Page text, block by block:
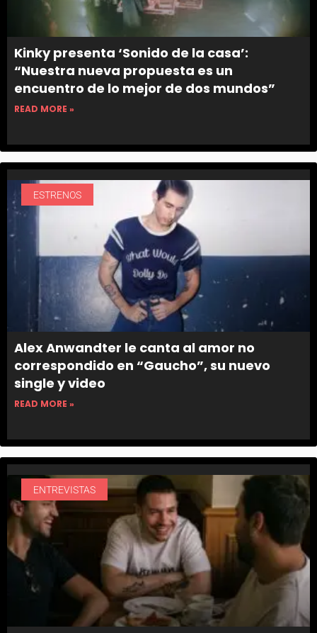
Kinky presenta ‘Sonido de la casa’:
“Nuestra nueva propuesta es un
encuentro de lo mejor de dos mundos”
READ MORE »
ESTRENOS
Alex Anwandter le canta al amor no
correspondido en “Gaucho”, su nuevo
single y video
READ MORE »
ENTREVISTAS